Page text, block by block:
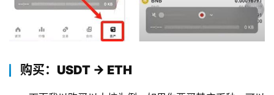
购买：USDT → ETH